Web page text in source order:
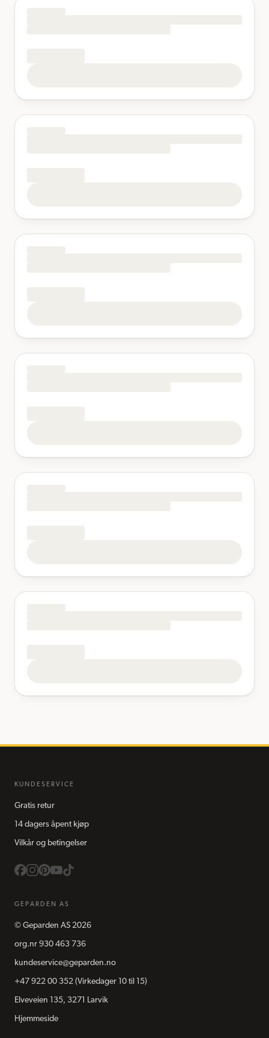
KUNDESERVICE
Gratis retur
14 dagers åpent kjøp
Vilkår og betingelser
GEPARDEN AS
© Geparden AS 2026
org.nr 930 463 736
kundeservice@geparden.no
+47 922 00 352 (Virkedager 10 til 15)
Elveveien 135, 3271 Larvik
Hjemmeside